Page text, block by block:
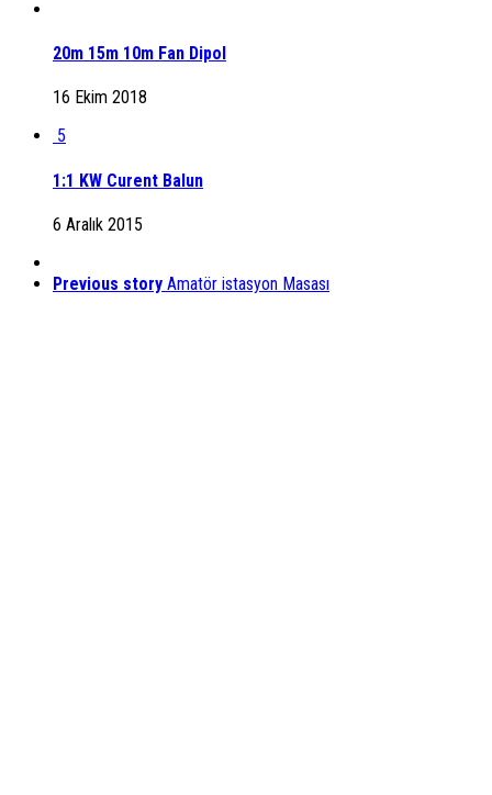
20m 15m 10m Fan Dipol
16 Ekim 2018
5
1:1 KW Curent Balun
6 Aralık 2015
Previous story Amatör istasyon Masası